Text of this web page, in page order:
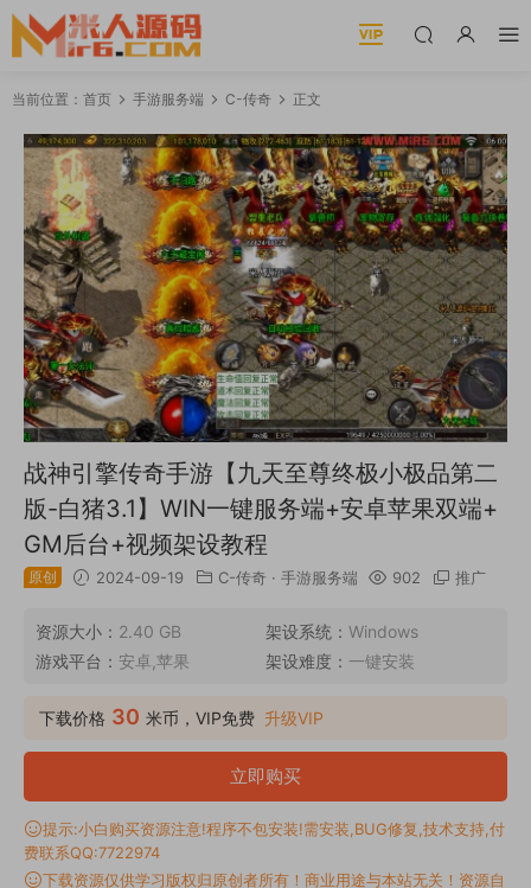
当前位置： 首页 手游服务端 C-传奇 正文
战神引擎传奇手游【九天至尊终极小极品第二
版-白猪3.1】WIN一键服务端+安卓苹果双端+
GM后台+视频架设教程
原创 2024-09-19 C-传奇 · 手游服务端 902 推广
资源大小： 2.40 GB 架设系统： Windows
游戏平台： 安卓,苹果 架设难度： 一键安装
下载价格 30 米币，VIP免费 升级VIP
立即购买
提示:小白购买资源注意!程序不包安装!需安装,BUG修复,技术支持,付
费联系QQ:7722974
下载资源仅供学习版权归原创者所有！商业用途与本站无关！资源自